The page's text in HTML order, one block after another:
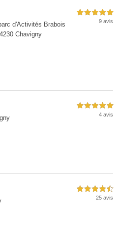
d'Activités Brabois
Chavigny
5,0 étoiles sur 5
9 avis
5,0 étoiles sur 5
4 avis
4,5 étoiles sur 5
25 avis